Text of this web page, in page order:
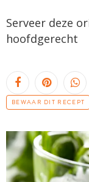
Serveer deze
hoofdgerecht
BEWAAR DIT RECEPT